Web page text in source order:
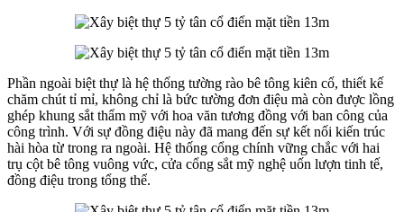
Phần ngoài biệt thự là hệ thống tường rào bê tông kiên cố, thiết kế
chăm chút tỉ mỉ, không chỉ là bức tường đơn điệu mà còn được lồng
ghép khung sắt thẩm mỹ với hoa văn tương đồng với ban công của
công trình. Với sự đồng điệu này đã mang đến sự kết nối kiến trúc
hài hòa từ trong ra ngoài. Hệ thống cổng chính vững chắc với hai
trụ cột bê tông vuông vức, cửa cổng sắt mỹ nghệ uốn lượn tinh tế,
đồng điệu trong tổng thể.